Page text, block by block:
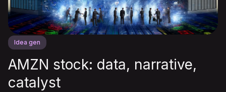
Idea gen
AMZN stock: data, narrative,
catalyst